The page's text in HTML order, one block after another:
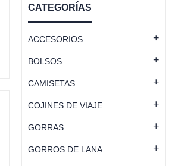
CATEGORÍAS
ACCESORIOS
BOLSOS
CAMISETAS
COJINES DE VIAJE
GORRAS
GORROS DE LANA